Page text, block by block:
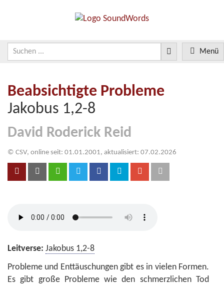
Menü
Beabsichtigte Probleme
Jakobus 1,2-8
David Roderick Reid
© CSV, online seit: 01.01.2001, aktualisiert: 07.02.2026
Leitverse: Jakobus 1,2-8
Probleme und Enttäuschungen gibt es in vielen Formen.
Es gibt große Probleme wie den schmerzlichen Tod